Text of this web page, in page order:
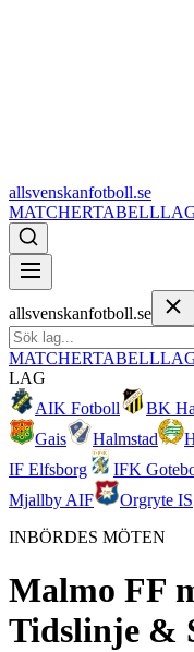
allsvenskanfotboll.se
MATCHERTABELL
allsvenskanfotboll.se
MATCHERTABELL
LAG
AIK Fotboll
BK
Gais
Halmstad
IF Elfsborg
IFK
Mjallby AIF
Orgryte IS
INBÖRDES MÖTEN
Malmo FF
Tidslinje &